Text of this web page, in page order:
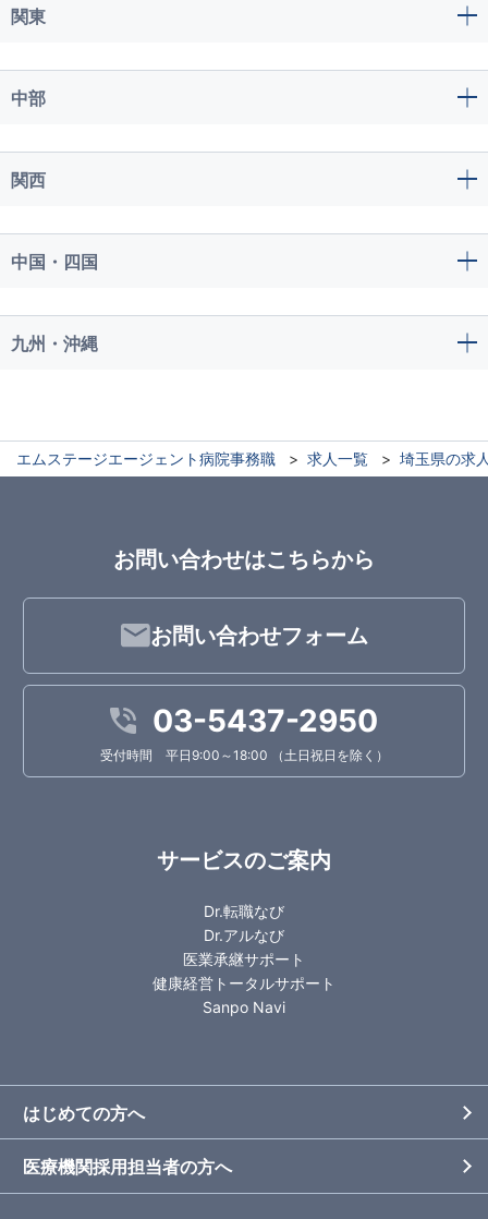
関東
中部
関西
中国・四国
九州・沖縄
エムステージエージェント病院事務職 求人一覧 埼玉県の求
お問い合わせはこちらから
お問い合わせフォーム
03-5437-2950
受付時間 平日9:00～18:00 （土日祝日を除く）
サービスのご案内
Dr.転職なび
Dr.アルなび
医業承継サポート
健康経営トータルサポート
Sanpo Navi
はじめての方へ
医療機関採用担当者の方へ